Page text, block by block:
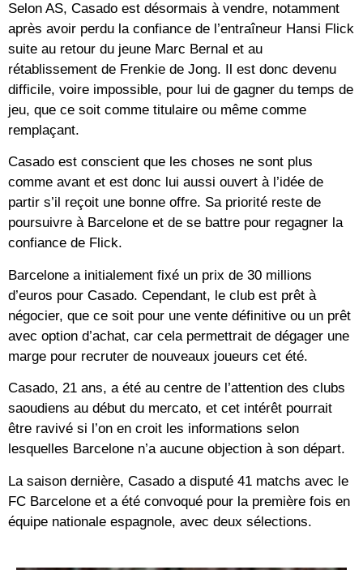
Selon AS, Casado est désormais à vendre, notamment
après avoir perdu la confiance de l’entraîneur Hansi Flick
suite au retour du jeune Marc Bernal et au
rétablissement de Frenkie de Jong. Il est donc devenu
difficile, voire impossible, pour lui de gagner du temps de
jeu, que ce soit comme titulaire ou même comme
remplaçant.
Casado est conscient que les choses ne sont plus
comme avant et est donc lui aussi ouvert à l’idée de
partir s’il reçoit une bonne offre. Sa priorité reste de
poursuivre à Barcelone et de se battre pour regagner la
confiance de Flick.
Barcelone a initialement fixé un prix de 30 millions
d’euros pour Casado. Cependant, le club est prêt à
négocier, que ce soit pour une vente définitive ou un prêt
avec option d’achat, car cela permettrait de dégager une
marge pour recruter de nouveaux joueurs cet été.
Casado, 21 ans, a été au centre de l’attention des clubs
saoudiens au début du mercato, et cet intérêt pourrait
être ravivé si l’on en croit les informations selon
lesquelles Barcelone n’a aucune objection à son départ.
La saison dernière, Casado a disputé 41 matchs avec le
FC Barcelone et a été convoqué pour la première fois en
équipe nationale espagnole, avec deux sélections.